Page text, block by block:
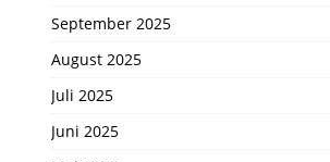
September 2025
August 2025
Juli 2025
Juni 2025